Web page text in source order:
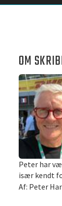
OM
Peter har
især kendt
Af: Peter